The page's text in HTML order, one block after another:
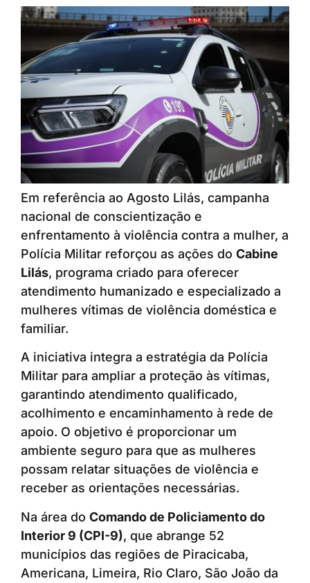
Em referência ao Agosto Lilás, campanha
nacional de conscientização e
enfrentamento à violência contra a mulher, a
Polícia Militar reforçou as ações do Cabine
Lilás, programa criado para oferecer
atendimento humanizado e especializado a
mulheres vítimas de violência doméstica e
familiar.
A iniciativa integra a estratégia da Polícia
Militar para ampliar a proteção às vítimas,
garantindo atendimento qualificado,
acolhimento e encaminhamento à rede de
apoio. O objetivo é proporcionar um
ambiente seguro para que as mulheres
possam relatar situações de violência e
receber as orientações necessárias.
Na área do Comando de Policiamento do
Interior 9 (CPI-9), que abrange 52
municípios das regiões de Piracicaba,
Americana, Limeira, Rio Claro, São João da